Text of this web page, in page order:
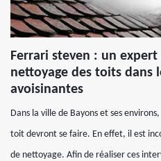
Ferrari steven : un
nettoyage des toits dans
avoisinantes
Dans la ville de Bayons et ses
toit devront se faire. En effet, il est
de nettoyage. Afin de réaliser ces